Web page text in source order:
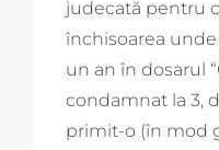
judecată pentru
închisoarea
un an în dosarul
condamnat la 3,
primit-o (în mod